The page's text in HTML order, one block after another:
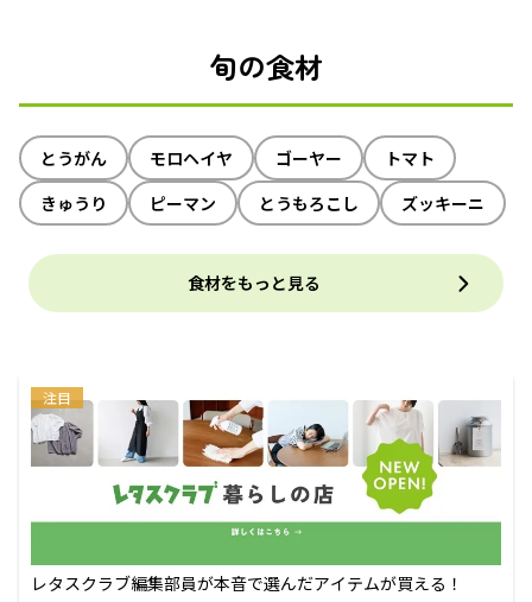
旬の食材
とうがん モロヘイヤ ゴーヤー
トマト
きゅうり
ピーマン とうもろこし ズッキーニ
食材をもっと見る
注目
レタスクラブ編集部員が本音で選んだアイテムが買える！